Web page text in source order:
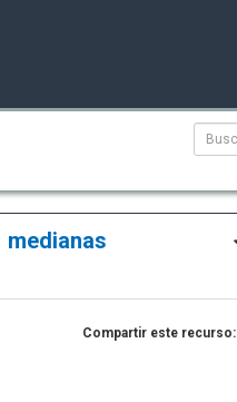
Compartir este recurso: